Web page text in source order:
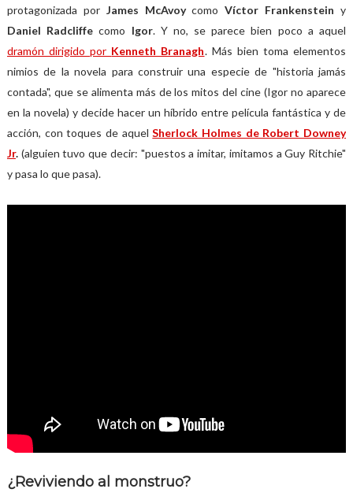
protagonizada porJames McAvoycomoVíctor Frankenstein y
Daniel Radcliffe como Igor. Y no, se parece bien poco a aquel
dramón dirigido por Kenneth Branagh. Más bien toma elementos
nimios de la novela para construir una especie de "historia jamás
contada", que se alimenta más de los mitos del cine (Igor no aparece
en la novela) y decide hacer un híbrido entre película fantástica y de
acción, con toques de aquelSherlock Holmes de Robert Downey
Jr.(alguien tuvo que decir: "puestos a imitar, imitamos a Guy Ritchie"
y pasa lo que pasa).
¿Reviviendo al monstruo?